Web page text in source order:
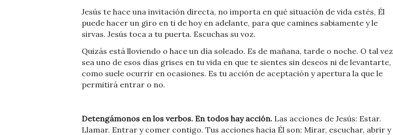
Jesús te hace una invitación directa, no importa en qué situación de vida estés, Él
puede hacer un giro en ti de hoy en adelante, para que camines sabiamente y le
sirvas. Jesús toca a tu puerta. Escuchas su voz.
Quizás está lloviendo o hace un día soleado. Es de mañana, tarde o noche. O tal vez
sea uno de esos días grises en tu vida en que te sientes sin deseos ni de levantarte,
como suele ocurrir en ocasiones. Es tu acción de aceptación y apertura la que le
permitirá entrar o no.
Detengámonos en los verbos. En todos hay acción. Las acciones de Jesús: Estar.
Llamar. Entrar y comer contigo. Tus acciones hacia Él son: Mirar, escuchar, abrir y